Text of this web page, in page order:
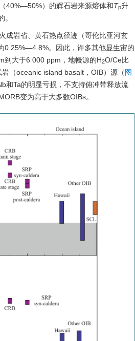
40%—50%）的辉石岩来源熔体和Tp升
成岩省、黄石热点径迹（哥伦比亚河玄
0.25%—4.8%。因此，许多其他显生宙的
到大于6 000 ppm，地幔源的H2O/Ce比
（oceanic island basalt，OIB）源（图
和Ta的明显亏损，不支持俯冲带释放流
变为高于大多数OIBs。